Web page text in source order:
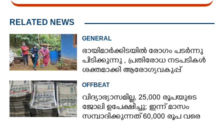
RELATED NEWS
GENERAL
ഭായിമാർക്കിടയിൽ രോഗം പടർന്നു
പിടിക്കുന്നു ,​ പ്രതിരോധ നടപടികൾ
ശക്തമാക്കി ആരോഗ്യവകുപ്പ്
OFFBEAT
വിദ്യാഭ്യാസമില്ല, 25,000 രൂപയുടെ
ജോലി ഉപേക്ഷിച്ചു; ഇന്ന് മാസം
സമ്പാദിക്കുന്നത് 60,000 രൂപ വരെ